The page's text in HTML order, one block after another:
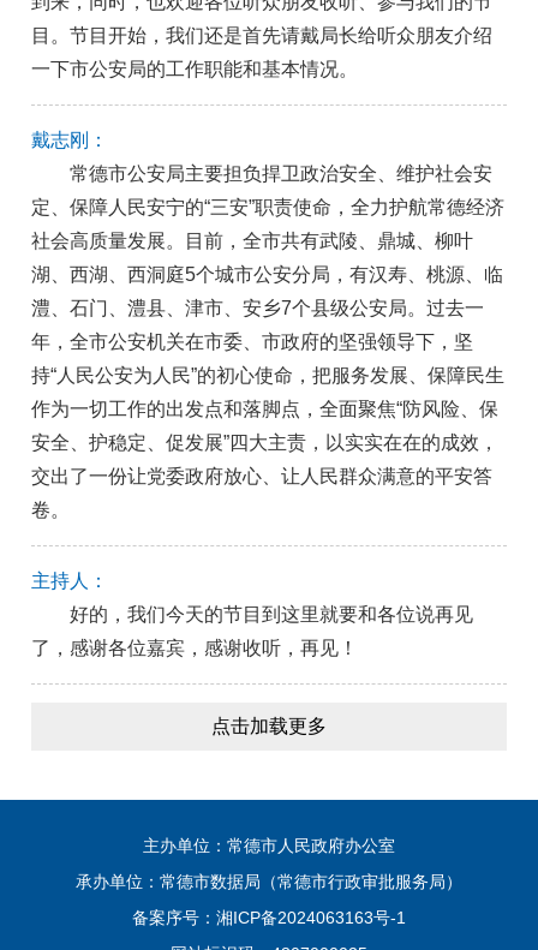
目。节目开始，我们还是首先请戴局长给听众朋友介绍
一下市公安局的工作职能和基本情况。
戴志刚：
常德市公安局主要担负捍卫政治安全、维护社会安
定、保障人民安宁的“三安”职责使命，全力护航常德经济
社会高质量发展。目前，全市共有武陵、鼎城、柳叶
湖、西湖、西洞庭5个城市公安分局，有汉寿、桃源、临
澧、石门、澧县、津市、安乡7个县级公安局。过去一
年，全市公安机关在市委、市政府的坚强领导下，坚
持“人民公安为人民”的初心使命，把服务发展、保障民生
作为一切工作的出发点和落脚点，全面聚焦“防风险、保
安全、护稳定、促发展”四大主责，以实实在在的成效，
交出了一份让党委政府放心、让人民群众满意的平安答
卷。
主持人：
好的，我们今天的节目到这里就要和各位说再见
了，感谢各位嘉宾，感谢收听，再见！
点击加载更多
主办单位：常德市人民政府办公室
承办单位：常德市数据局（常德市行政审批服务局）
备案序号： 湘ICP备2024063163号-1